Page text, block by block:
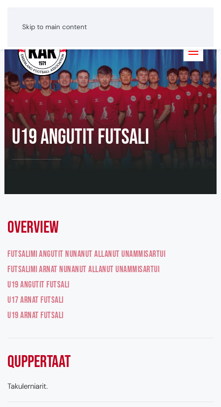
Skip to main content
Greenlandic
U19 angutit futsali
Overview
Futsalimi angutit nunanut allanut unammisartui
Futsalimi arnat nunanut allanut unammisartui
U19 angutit futsali
U17 arnat futsali
U19 arnat futsali
quppertaat
Takulerniarit.